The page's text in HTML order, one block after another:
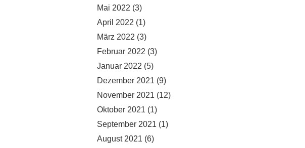
Mai 2022 (3)
April 2022 (1)
März 2022 (3)
Februar 2022 (3)
Januar 2022 (5)
Dezember 2021 (9)
November 2021 (12)
Oktober 2021 (1)
September 2021 (1)
August 2021 (6)